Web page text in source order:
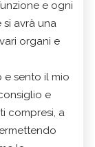
e ogni
avrà una
organi e
e sento il mio
e
compresi, a